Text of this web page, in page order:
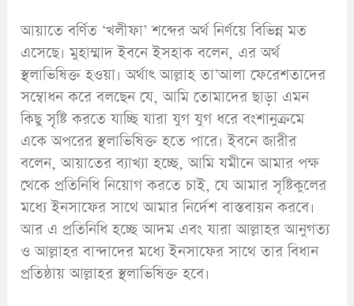
আয়াতে বর্ণিত ‘খলীফা’ শব্দের অর্থ নির্ণয়ে বিভিন্ন মত
এসেছে। মুহাম্মাদ ইবনে ইসহাক বলেন, এর অর্থ
স্থলাভিষিক্ত হওয়া। অর্থাৎ আল্লাহ তা’আলা ফেরেশতাদের
সম্বোধন করে বলছেন যে, আমি তোমাদের ছাড়া এমন
কিছু সৃষ্টি করতে যাচ্ছি যারা যুগ যুগ ধরে বংশানুক্রমে
একে অপরের স্থলাভিষিক্ত হতে পারে। ইবনে জারীর
বলেন, আয়াতের ব্যাখ্যা হচ্ছে, আমি যমীনে আমার পক্ষ
থেকে প্রতিনিধি নিয়োগ করতে চাই, যে আমার সৃষ্টিকুলের
মধ্যে ইনসাফের সাথে আমার নির্দেশ বাস্তবায়ন করবে।
আর এ প্রতিনিধি হচ্ছে আদম এবং যারা আল্লাহর আনুগত্য
ও আল্লাহর বান্দাদের মধ্যে ইনসাফের সাথে তার বিধান
প্রতিষ্ঠায় আল্লাহর স্থলাভিষিক্ত হবে।